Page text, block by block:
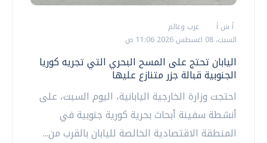
أ ش أ
عرب وعالم
السبت، 08 اغسطس 2026 11:06 ص
اليابان تحتج على المسح البحري التي تجريه كوريا
الجنوبية قبالة جزر متنازع عليها
احتجت وزارة الخارجية اليابانية، اليوم السبت، على
أنشطة سفينة أبحاث بحرية كورية جنوبية في
المنطقة الاقتصادية الخالصة لليابان بالقرب من...